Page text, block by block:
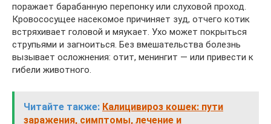
поражает барабанную перепонку или слуховой проход.
Кровососущее насекомое причиняет зуд, отчего котик
встряхивает головой и мяукает. Ухо может покрыться
струпьями и загноиться. Без вмешательства болезнь
вызывает осложнения: отит, менингит — или привести к
гибели животного.
Читайте также: Калицивироз кошек: пути
заражения, симптомы, лечение и